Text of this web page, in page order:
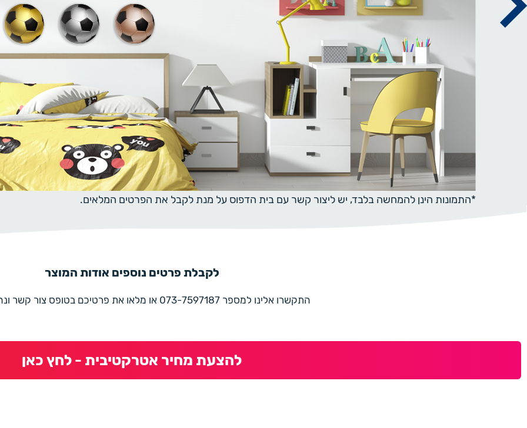
*התמונות הינן להמחשה בלבד, יש ליצור קשר עם בית הדפוס על מנת לקבל את הפרטים המלאים.
לקבלת פרטים נוספים אודות המוצר
התקשרו אלינו למספר 073-7597187 או מלאו את פרטיכם בטופס צור קשר ונחזור בהקדם
להצעת מחיר אטרקטיבית - לחץ כאן